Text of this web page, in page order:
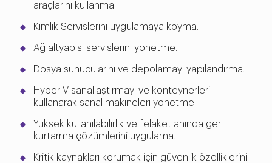
araçlarını kullanma.
Kimlik Servislerini uygulamaya koyma.
Ağ altyapısı servislerini yönetme.
Dosya sunucularını ve depolamayı yapılandırma.
Hyper-V sanallaştırmayı ve konteynerleri
kullanarak sanal makineleri yönetme.
Yüksek kullanılabilirlik ve felaket anında geri
kurtarma çözümlerini uygulama.
Kritik kaynakları korumak için güvenlik özelliklerini